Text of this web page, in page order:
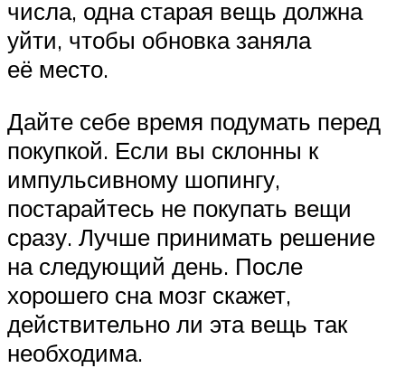
числа, одна старая вещь должна
уйти, чтобы обновка заняла
её место.
Дайте себе время подумать перед
покупкой. Если вы склонны к
импульсивному шопингу,
постарайтесь не покупать вещи
сразу. Лучше принимать решение
на следующий день. После
хорошего сна мозг скажет,
действительно ли эта вещь так
необходима.